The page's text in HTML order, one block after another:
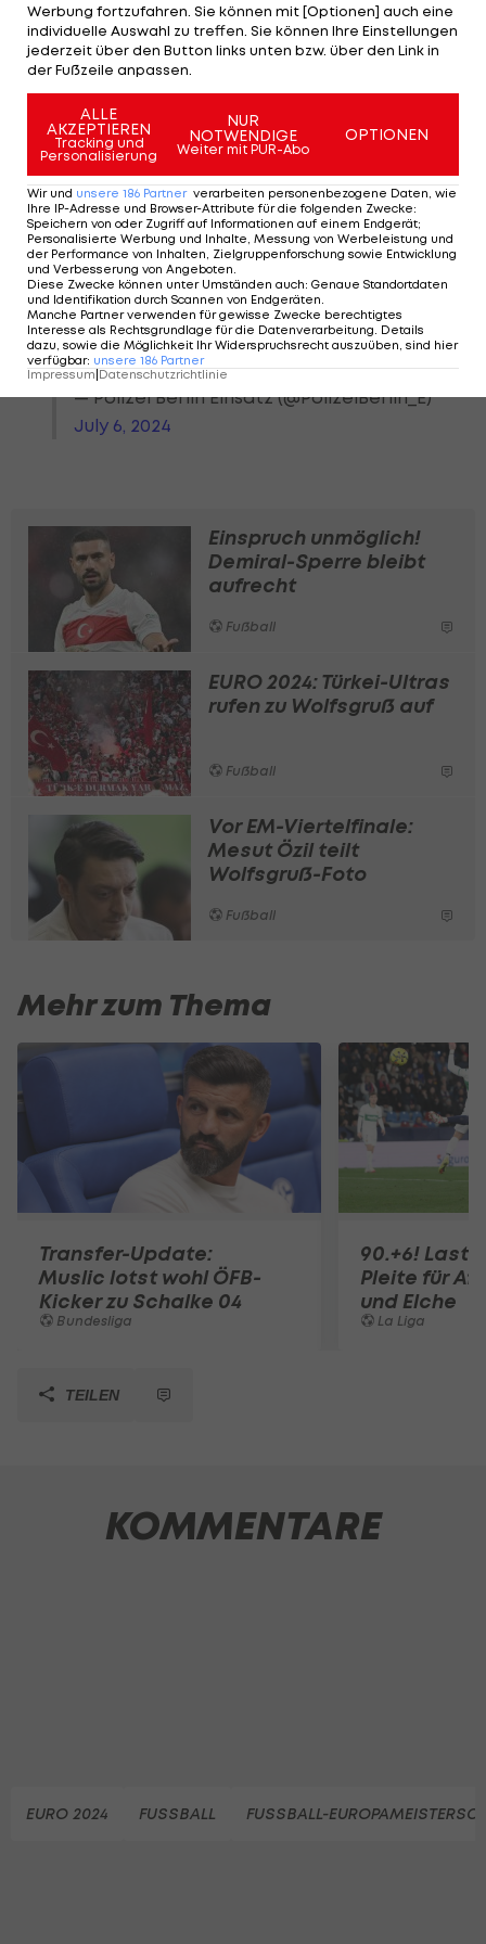
Während des
türkischen Fans wurde massiv
der#Wolfsgrußgezeigt.
Einsatzkräfte haben diesen
deshalb angehalten und die
Fans aufgefordert, das Zeigen
dieses Zeichens zu unterlassen.
Ein#Fanwalkist keine Plattform
für politische
Botschaften.#b0607
#EURO2024…
pic.twitter.com/9vBEtjiuZa
— Polizei Berlin Einsatz (@PolizeiBerlin_E)
July 6, 2024
Einspruch unmöglich!
Demiral-Sperre bleibt
aufrecht
Fußball
EURO 2024: Türkei-Ultras
rufen zu Wolfsgruß auf
Fußball
Vor EM-Viertelfinale:
Mesut Özil teilt
Wolfsgruß-Foto
Fußball
Mehr zum Thema
Transfer-Update:
Muslic lotst wohl ÖFB-
Kicker zu Schalke 04
Bundesliga
90.+6!
Pleite für
und Elche
La Liga
TEILEN
KOMMENTARE
EURO 2024 FUSSBALL FUSSBALL-
Werbung fortzufahren. Sie können mit [Optionen] auch eine
individuelle Auswahl zu treffen. Sie können Ihre Einstellungen
jederzeit über den Button links unten bzw. über den Link in
der Fußzeile anpassen.
ALLE
AKZEPTIEREN
Tracking und
Personalisierung
NUR
NOTWENDIGE
Weiter mit PUR-Abo
OPTIONEN
Wir und unsere 186 Partner verarbeiten personenbezogene Daten, wie
Ihre IP-Adresse und Browser-Attribute für die folgenden Zwecke:
Speichern von oder Zugriff auf Informationen auf einem Endgerät;
Personalisierte Werbung und Inhalte, Messung von Werbeleistung und
der Performance von Inhalten, Zielgruppenforschung sowie Entwicklung
und Verbesserung von Angeboten
Diese Zwecke können unter Umständen auch: Genaue Standortdaten
und Identifikation durch Scannen von Endgeräten
Manche Partner verwenden für gewisse Zwecke berechtigtes
Interesse als Rechtsgrundlage für die Datenverarbeitung. Details
dazu, sowie die Möglichkeit Ihr Widerspruchsrecht auszuüben, sind hier
verfügbar: unsere 186 Partner
Impressum|Datenschutzrichtlinie